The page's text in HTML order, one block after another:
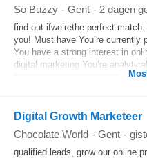
So Buzzy - Gent - 2 dagen
find out ifwe’rethe perfect
you! Must have You’re currently
You have a strong interest in
digital marketing You’re
Digital Growth Marketeer
Chocolate World - Gent -
qualified leads, grow our online